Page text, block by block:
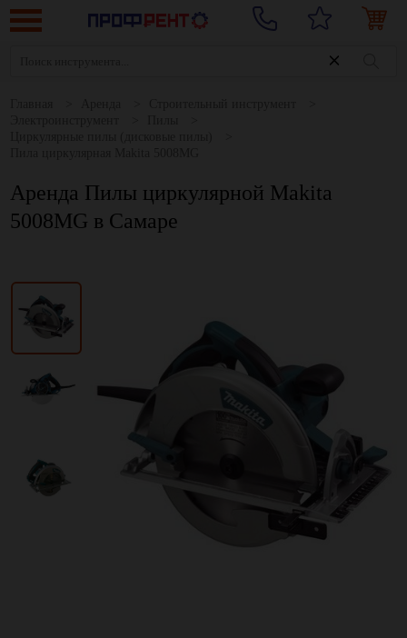
Аренда Пилы циркулярной Makita
5008MG в Самаре